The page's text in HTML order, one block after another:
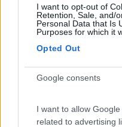
I want to opt-out of
Retention, Sale, and/
Personal Data that Is
Purposes for which it
Opted Out
Google consents
I want to allow
related to advertising
in quella zona ci sono la
qui i miei diari
http://
http://